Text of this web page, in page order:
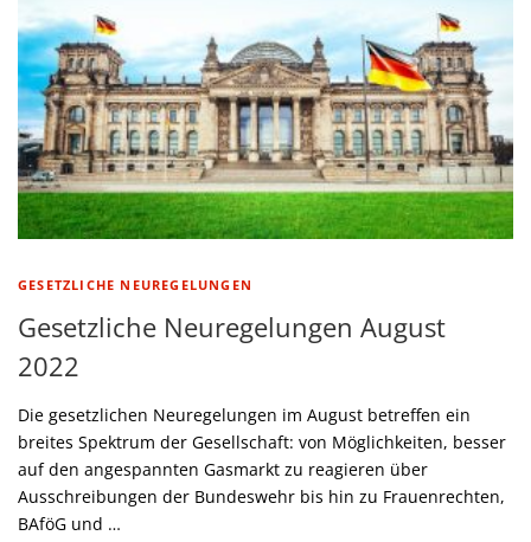
GESETZLICHE NEUREGELUNGEN
Gesetzliche Neuregelungen August
2022
Die gesetzlichen Neuregelungen im August betreffen ein
breites Spektrum der Gesellschaft: von Möglichkeiten, besser
auf den angespannten Gasmarkt zu reagieren über
Ausschreibungen der Bundeswehr bis hin zu Frauenrechten,
BAföG und …